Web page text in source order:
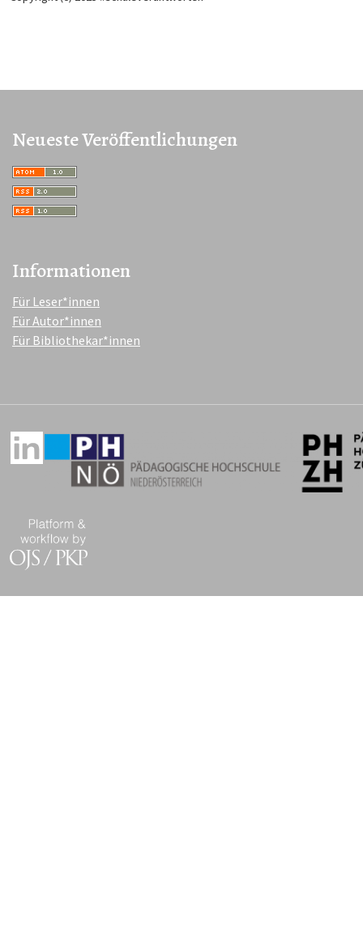
Neueste Veröffentlichungen
Informationen
Für Leser*innen
Für Autor*innen
Für Bibliothekar*innen